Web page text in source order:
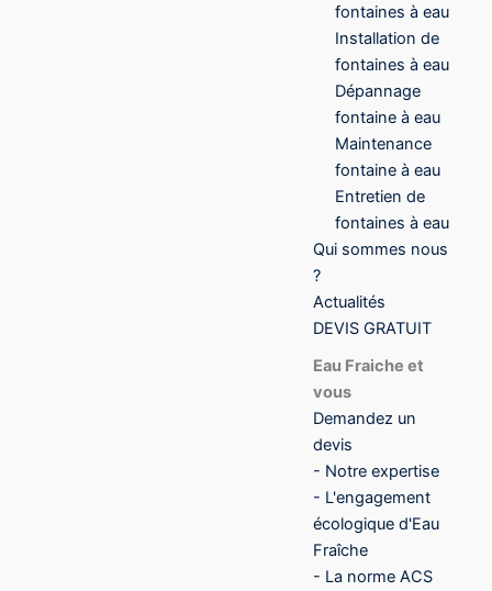
fontaines à eau
Installation de
fontaines à eau
Dépannage
fontaine à eau
Maintenance
fontaine à eau
Entretien de
fontaines à eau
Qui sommes nous
?
Actualités
DEVIS GRATUIT
Eau Fraiche et
vous
Demandez un
devis
- Notre expertise
- L'engagement
écologique d'Eau
Fraîche
- La norme ACS